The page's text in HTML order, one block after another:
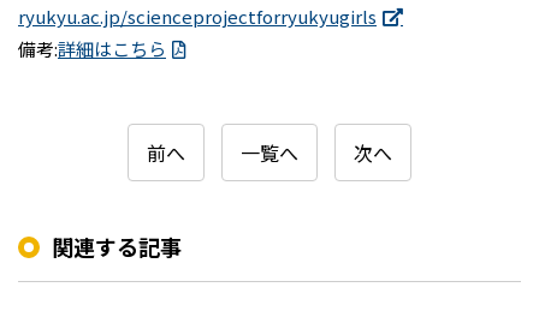
ryukyu.ac.jp/scienceprojectforryukyugirls
備考:詳細はこちら
前へ 一覧へ 次へ
関連する記事